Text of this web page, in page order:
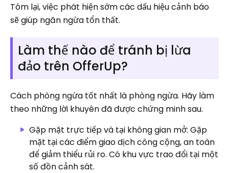
Tóm lại, việc phát hiện sớm các dấu hiệu cảnh báo
sẽ giúp ngăn ngừa tổn thất.
Làm thế nào để tránh bị lừa
đảo trên OfferUp?
Cách phòng ngừa tốt nhất là phòng ngừa. Hãy làm
theo những lời khuyên đã được chứng minh sau.
Gặp mặt trực tiếp và tại không gian mở: Gặp
mặt tại các điểm giao dịch công cộng, an toàn
để giảm thiểu rủi ro. Có khu vực trao đổi tại một
số đồn cảnh sát.